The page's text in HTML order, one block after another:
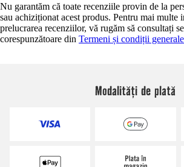
Nu garantăm că toate recenziile provin de la
sau achiziționat acest produs. Pentru mai
prelucrarea recenziilor, vă rugăm să consultați
corespunzătoare din Termeni și condiții
Modalități de plată